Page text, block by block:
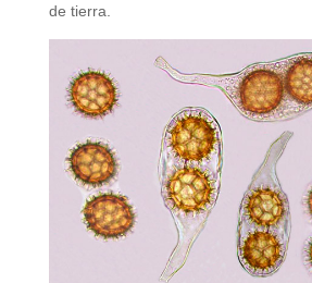
de tierra.